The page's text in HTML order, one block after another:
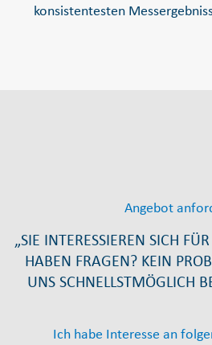
konsistentesten
Angebot
„SIE INTERESSIEREN SICH
HABEN FRAGEN? KEIN
UNS SCHNELLSTMÖGLICH
Ich habe Interesse an